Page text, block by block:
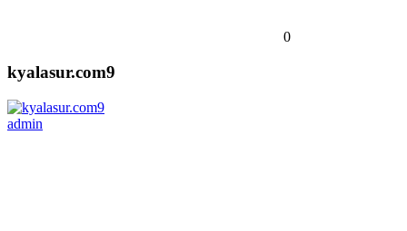
0
kyalasur.com9
admin